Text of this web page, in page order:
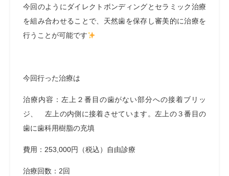
今回のようにダイレクトボンディングとセラミック治療
を組み合わせることで、天然歯を保存し審美的に治療を
行うことが可能です
今回行った治療は
治療内容：左上２番目の歯がない部分への接着ブリッ
ジ、 左上の内側に接着させています。左上の３番目の
歯に歯科用樹脂の充填
費用：253,000円（税込）自由診療
治療回数：2回